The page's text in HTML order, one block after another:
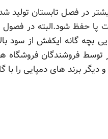
در فصل تابستان تولید
پا حفظ شود.البته در
بچه گانه ایکفش از سود
توسط فروشندگان
دیگر برند های دمپایی را